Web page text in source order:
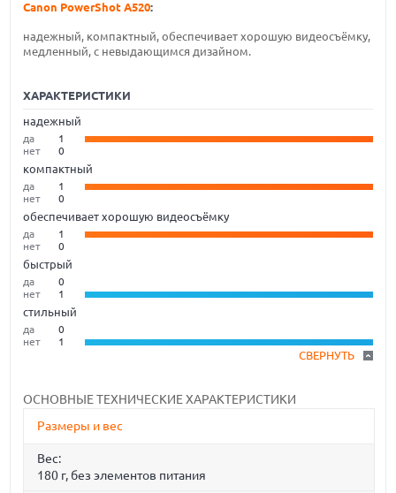
Canon PowerShot A520:
надежный, компактный, обеспечивает хорошую видеосъёмку,
медленный, с невыдающимся дизайном.
ХАРАКТЕРИСТИКИ
надежный
да
1
нет
0
компактный
да
1
нет
0
обеспечивает хорошую видеосъёмку
да
1
нет
0
быстрый
да
0
нет
1
стильный
да
0
нет
1
СВЕРНУТЬ
ОСНОВНЫЕ ТЕХНИЧЕСКИЕ ХАРАКТЕРИСТИКИ
Размеры и вес
Вес:
180 г, без элементов питания